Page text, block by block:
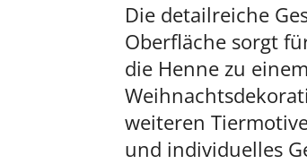
Die detailreiche
Oberfläche sorgt
die Henne zu
weiteren
und individuelles